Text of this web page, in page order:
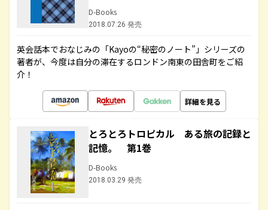
D-Books
2018.07.26 発売
英会話本でおなじみの「Kayoの“秘密のノート”」シリーズの
著者が、今度は自分の滞在するロンドン南東の田舎町をご紹
介！
詳細を見る
とろとろトロピカル ある旅の記録と
記憶。 第1巻
D-Books
2018.03.29 発売